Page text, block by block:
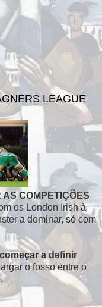
LEAGUE
COMPETIÇÕES
os London Irish à
a dominar, só com
a definir
o fosso entre o